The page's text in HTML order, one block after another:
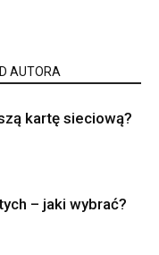
AUTORA
kartę sieciową?
– jaki wybrać?